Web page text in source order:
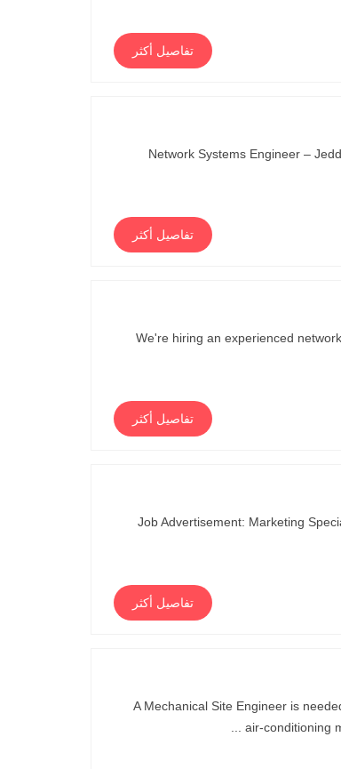
تفاصيل أكثر
Network Systems Engineer –
تفاصيل أكثر
We're hiring an experienced
تفاصيل أكثر
Job Advertisement: Marketing
تفاصيل أكثر
A Mechanical Site Engineer is
air-conditioning